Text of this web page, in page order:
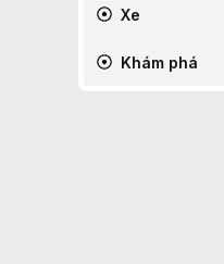
Xe
Khám phá